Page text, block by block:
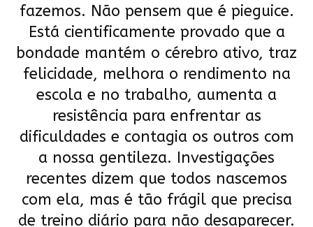
fazemos. Não pensem que é pieguice.
Está cientificamente provado que a
bondade mantém o cérebro ativo, traz
felicidade, melhora o rendimento na
escola e no trabalho, aumenta a
resistência para enfrentar as
dificuldades e contagia os outros com
a nossa gentileza. Investigações
recentes dizem que todos nascemos
com ela, mas é tão frágil que precisa
de treino diário para não desaparecer.